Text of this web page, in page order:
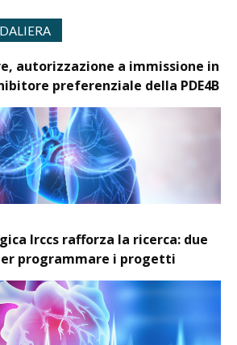
autorizzazione a immissione in
preferenziale della PDE4B
Irccs rafforza la ricerca: due
programmare i progetti